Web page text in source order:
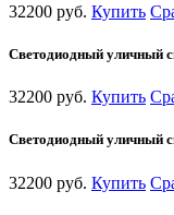
32200 руб. Купить
Светодиодный уличный
32200 руб. Купить
Светодиодный уличный
32200 руб. Купить